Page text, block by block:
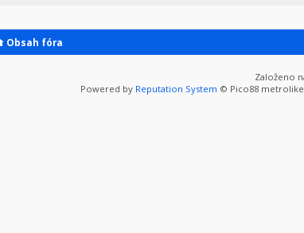
Obsah fóra
Založeno
Powered by Reputation System © Pico88